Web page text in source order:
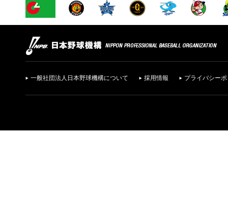
一般社団法人日本野球機構について 採用情報 プライバシー